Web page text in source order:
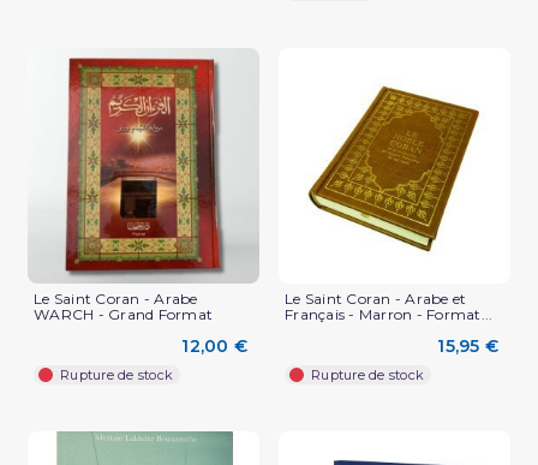
Le Saint Coran - Arabe
WARCH - Grand Format
12,00 €
Rupture de stock
Le Saint Coran - Arabe et
Français - Marron - Format...
15,95 €
Rupture de stock